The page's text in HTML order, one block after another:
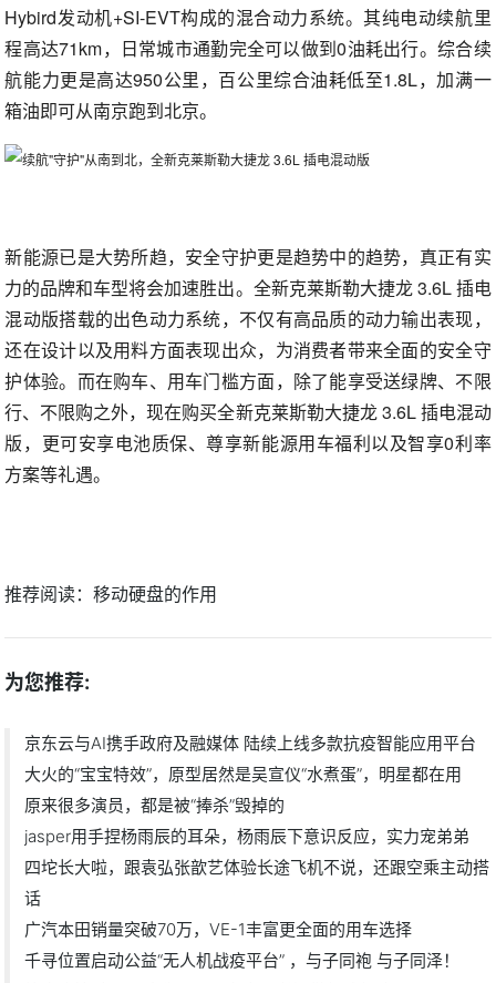
Hybird发动机+SI-EVT构成的混合动力系统。其纯电动续航里
程高达71km，日常城市通勤完全可以做到0油耗出行。综合续
航能力更是高达950公里，百公里综合油耗低至1.8L，加满一
箱油即可从南京跑到北京。
新能源已是大势所趋，安全守护更是趋势中的趋势，真正有实
力的品牌和车型将会加速胜出。全新克莱斯勒大捷龙 3.6L 插电
混动版搭载的出色动力系统，不仅有高品质的动力输出表现，
还在设计以及用料方面表现出众，为消费者带来全面的安全守
护体验。而在购车、用车门槛方面，除了能享受送绿牌、不限
行、不限购之外，现在购买全新克莱斯勒大捷龙 3.6L 插电混动
版，更可安享电池质保、尊享新能源用车福利以及智享0利率
方案等礼遇。
推荐阅读：移动硬盘的作用
为您推荐:
京东云与AI携手政府及融媒体 陆续上线多款抗疫智能应用平台
大火的“宝宝特效”，原型居然是吴宣仪“水煮蛋”，明星都在用
原来很多演员，都是被“捧杀”毁掉的
jasper用手捏杨雨辰的耳朵，杨雨辰下意识反应，实力宠弟弟
四坨长大啦，跟袁弘张歆艺体验长途飞机不说，还跟空乘主动搭
话
广汽本田销量突破70万，VE-1丰富更全面的用车选择
千寻位置启动公益“无人机战疫平台” ，与子同袍 与子同泽！